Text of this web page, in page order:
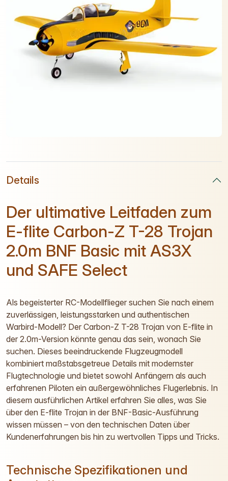
Details
Der ultimative Leitfaden zum
E-flite Carbon-Z T-28 Trojan
2.0m BNF Basic mit AS3X
und SAFE Select
Als begeisterter RC-Modellflieger suchen Sie nach einem
zuverlässigen, leistungsstarken und authentischen
Warbird-Modell? Der Carbon-Z T-28 Trojan von E-flite in
der 2.0m-Version könnte genau das sein, wonach Sie
suchen. Dieses beeindruckende Flugzeugmodell
kombiniert maßstabsgetreue Details mit modernster
Flugtechnologie und bietet sowohl Anfängern als auch
erfahrenen Piloten ein außergewöhnliches Flugerlebnis. In
diesem ausführlichen Artikel erfahren Sie alles, was Sie
über den E-flite Trojan in der BNF-Basic-Ausführung
wissen müssen – von den technischen Daten über
Kundenerfahrungen bis hin zu wertvollen Tipps und Tricks.
Technische Spezifikationen und